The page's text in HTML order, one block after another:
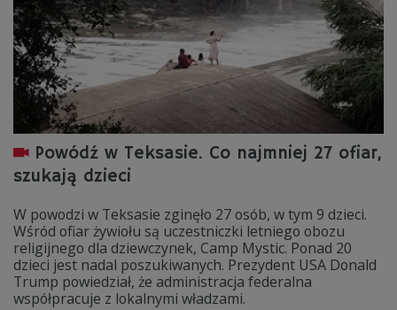
Powódź w Teksasie. Co najmniej 27 ofiar,
szukają dzieci
W powodzi w Teksasie zginęło 27 osób, w tym 9 dzieci.
Wśród ofiar żywiołu są uczestniczki letniego obozu
religijnego dla dziewczynek, Camp Mystic. Ponad 20
dzieci jest nadal poszukiwanych. Prezydent USA Donald
Trump powiedział, że administracja federalna
współpracuje z lokalnymi władzami.